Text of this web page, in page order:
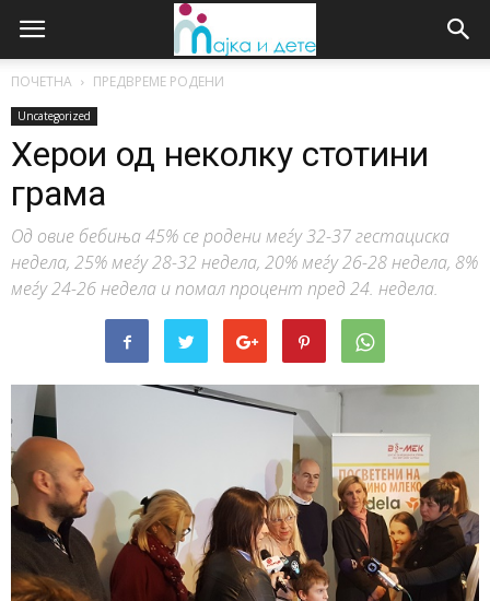
ПОЧЕТНА ПРЕДВРЕМЕ РОДЕНИ
Uncategorized
Херои од неколку стотини
грама
Од овие бебиња 45% се родени меѓу 32-37 гестациска
недела, 25% меѓу 28-32 недела, 20% меѓу 26-28 недела, 8%
меѓу 24-26 недела и помал процент пред 24. недела.